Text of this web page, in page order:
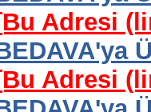
Adresi
Adresi